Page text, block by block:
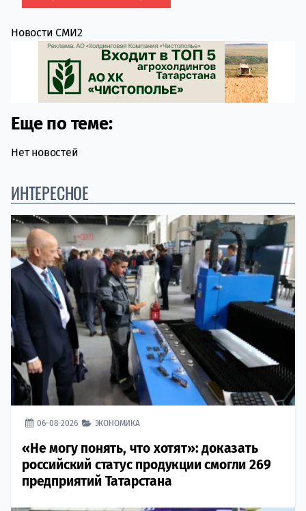
Новости СМИ2
Еще по теме:
Нет новостей
ИНТЕРЕСНОЕ
06-08-2026 ЭКОНОМИКА
«Не могу понять, что хотят»: доказать
российский статус продукции смогли 269
предприятий Татарстана